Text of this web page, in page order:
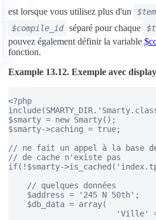
est lorsque vous utilisez plus d'un
$compile_id séparé pour chaque
pouvez également définir la variable
fonction.
Example 13.12. Exemple avec
<?php
$smarty = new Smarty();
$smarty->caching = true;
// ne fait un appel à la base
// de cache n'existe pas
if(!$smarty-
    // quelques données
    $address = '245 N 50th';
    $db_data = array(
'Ville'